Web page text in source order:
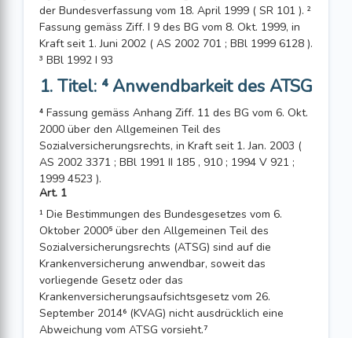
der Bundesverfassung vom 18. April 1999 ( SR 101 ). ²
Fassung gemäss Ziff. I 9 des BG vom 8. Okt. 1999, in
Kraft seit 1. Juni 2002 ( AS 2002 701 ; BBl 1999 6128 ).
³ BBl 1992 I 93
1. Titel: ⁴ Anwendbarkeit des ATSG
⁴ Fassung gemäss Anhang Ziff. 11 des BG vom 6. Okt.
2000 über den Allgemeinen Teil des
Sozialversicherungsrechts, in Kraft seit 1. Jan. 2003 (
AS 2002 3371 ; BBl 1991 II 185 , 910 ; 1994 V 921 ;
1999 4523 ).
Art. 1
¹ Die Bestimmungen des Bundesgesetzes vom 6.
Oktober 2000⁵ über den Allgemeinen Teil des
Sozialversicherungsrechts (ATSG) sind auf die
Krankenversicherung anwendbar, soweit das
vorliegende Gesetz oder das
Krankenversicherungsaufsichtsgesetz vom 26.
September 2014⁶ (KVAG) nicht ausdrücklich eine
Abweichung vom ATSG vorsieht.⁷